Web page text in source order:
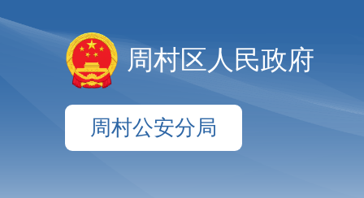
周村区人民政府
周村公安分局